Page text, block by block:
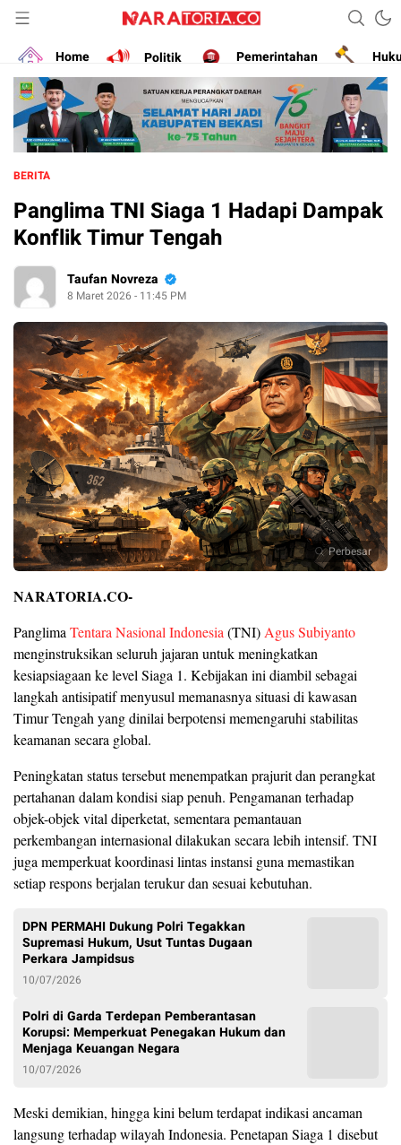
naratoria.co
Narasikan Fakta dan Data
Home
Politik Pemerintahan
BERITA
Panglima TNI Siaga 1 Hadapi Dampak
Konflik Timur Tengah
Taufan Novreza
8 Maret 2026 - 11:45 PM
Perbesar
NARATORIA.CO-
PanglimaTentara Nasional Indonesia(TNI)Agus Subiyanto
menginstruksikan seluruh jajaran untuk meningkatkan
kesiapsiagaan ke level Siaga 1. Kebijakan ini diambil sebagai
langkah antisipatif menyusul memanasnya situasi di kawasan
Timur Tengah yang dinilai berpotensi memengaruhi stabilitas
keamanan secara global.
Peningkatan status tersebut menempatkan prajurit dan perangkat
pertahanan dalam kondisi siap penuh. Pengamanan terhadap
objek-objek vital diperketat, sementara pemantauan
perkembangan internasional dilakukan secara lebih intensif. TNI
juga memperkuat koordinasi lintas instansi guna memastikan
setiap respons berjalan terukur dan sesuai kebutuhan.
DPN PERMAHI Dukung Polri Tegakkan
Supremasi Hukum, Usut Tuntas Dugaan
Perkara Jampidsus
10/07/2026
Polri di Garda Terdepan Pemberantasan
Korupsi: Memperkuat Penegakan Hukum dan
Menjaga Keuangan Negara
10/07/2026
Meski demikian, hingga kini belum terdapat indikasi ancaman
langsung terhadap wilayah Indonesia. Penetapan Siaga 1 disebut